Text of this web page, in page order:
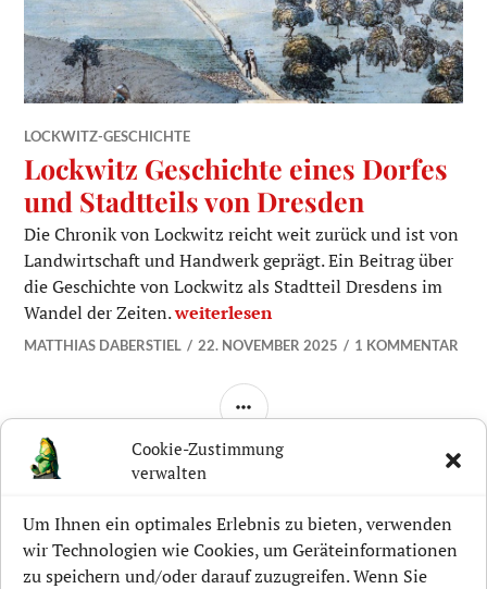
Cookie-Zustimmung
verwalten
Um Ihnen ein optimales Erlebnis zu bieten, verwenden
wir Technologien wie Cookies, um Geräteinformationen
zu speichern und/oder darauf zuzugreifen. Wenn Sie
LOCKWITZ-GESCHICHTE
Lockwitz Geschichte eines Dorfes
und Stadtteils von Dresden
Die Chronik von Lockwitz reicht weit zurück und ist von
Landwirtschaft und Handwerk geprägt. Ein Beitrag über
die Geschichte von Lockwitz als Stadtteil Dresdens im
Wandel der Zeiten.Lockwitz Geschichte eines Dorfes
weiterlesen
MATTHIAS DABERSTIEL 22. NOVEMBER 2025 1 KOMMENTAR
SEITENLEISTE
Aktuelle Projekte
Lockwitz-Geschichte